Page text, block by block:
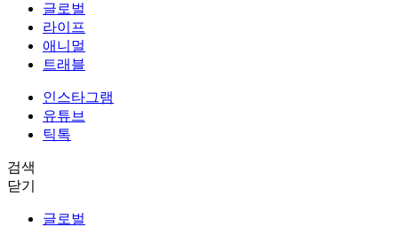
글로벌
라이프
애니멀
트래블
인스타그램
유튜브
틱톡
검색
닫기
글로벌